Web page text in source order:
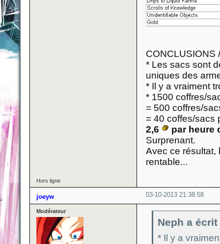
CONCLUSIONS
* Les sacs sont
uniques des
* Il y a vraiment
* 1500 coffres/
= 500 coffres/
= 40 coffes/sacs
2,6
par heure
Surprenant.
Avec ce résultat,
rentable...
Hors ligne
03-10-2013 21:38:58
joeyw
Modérateur
Neph a écrit
* Il y a